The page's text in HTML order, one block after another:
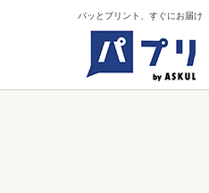
パッとプリント、すぐにお届け